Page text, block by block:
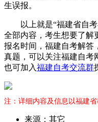
生误报。
以上就是“福建省自考
全部内容，考生想要了解
报名时间，福建自考解答
真题，可以关注福建自考
也可加入福建自考交流群
注：详细内容及信息以福建
来源：其它